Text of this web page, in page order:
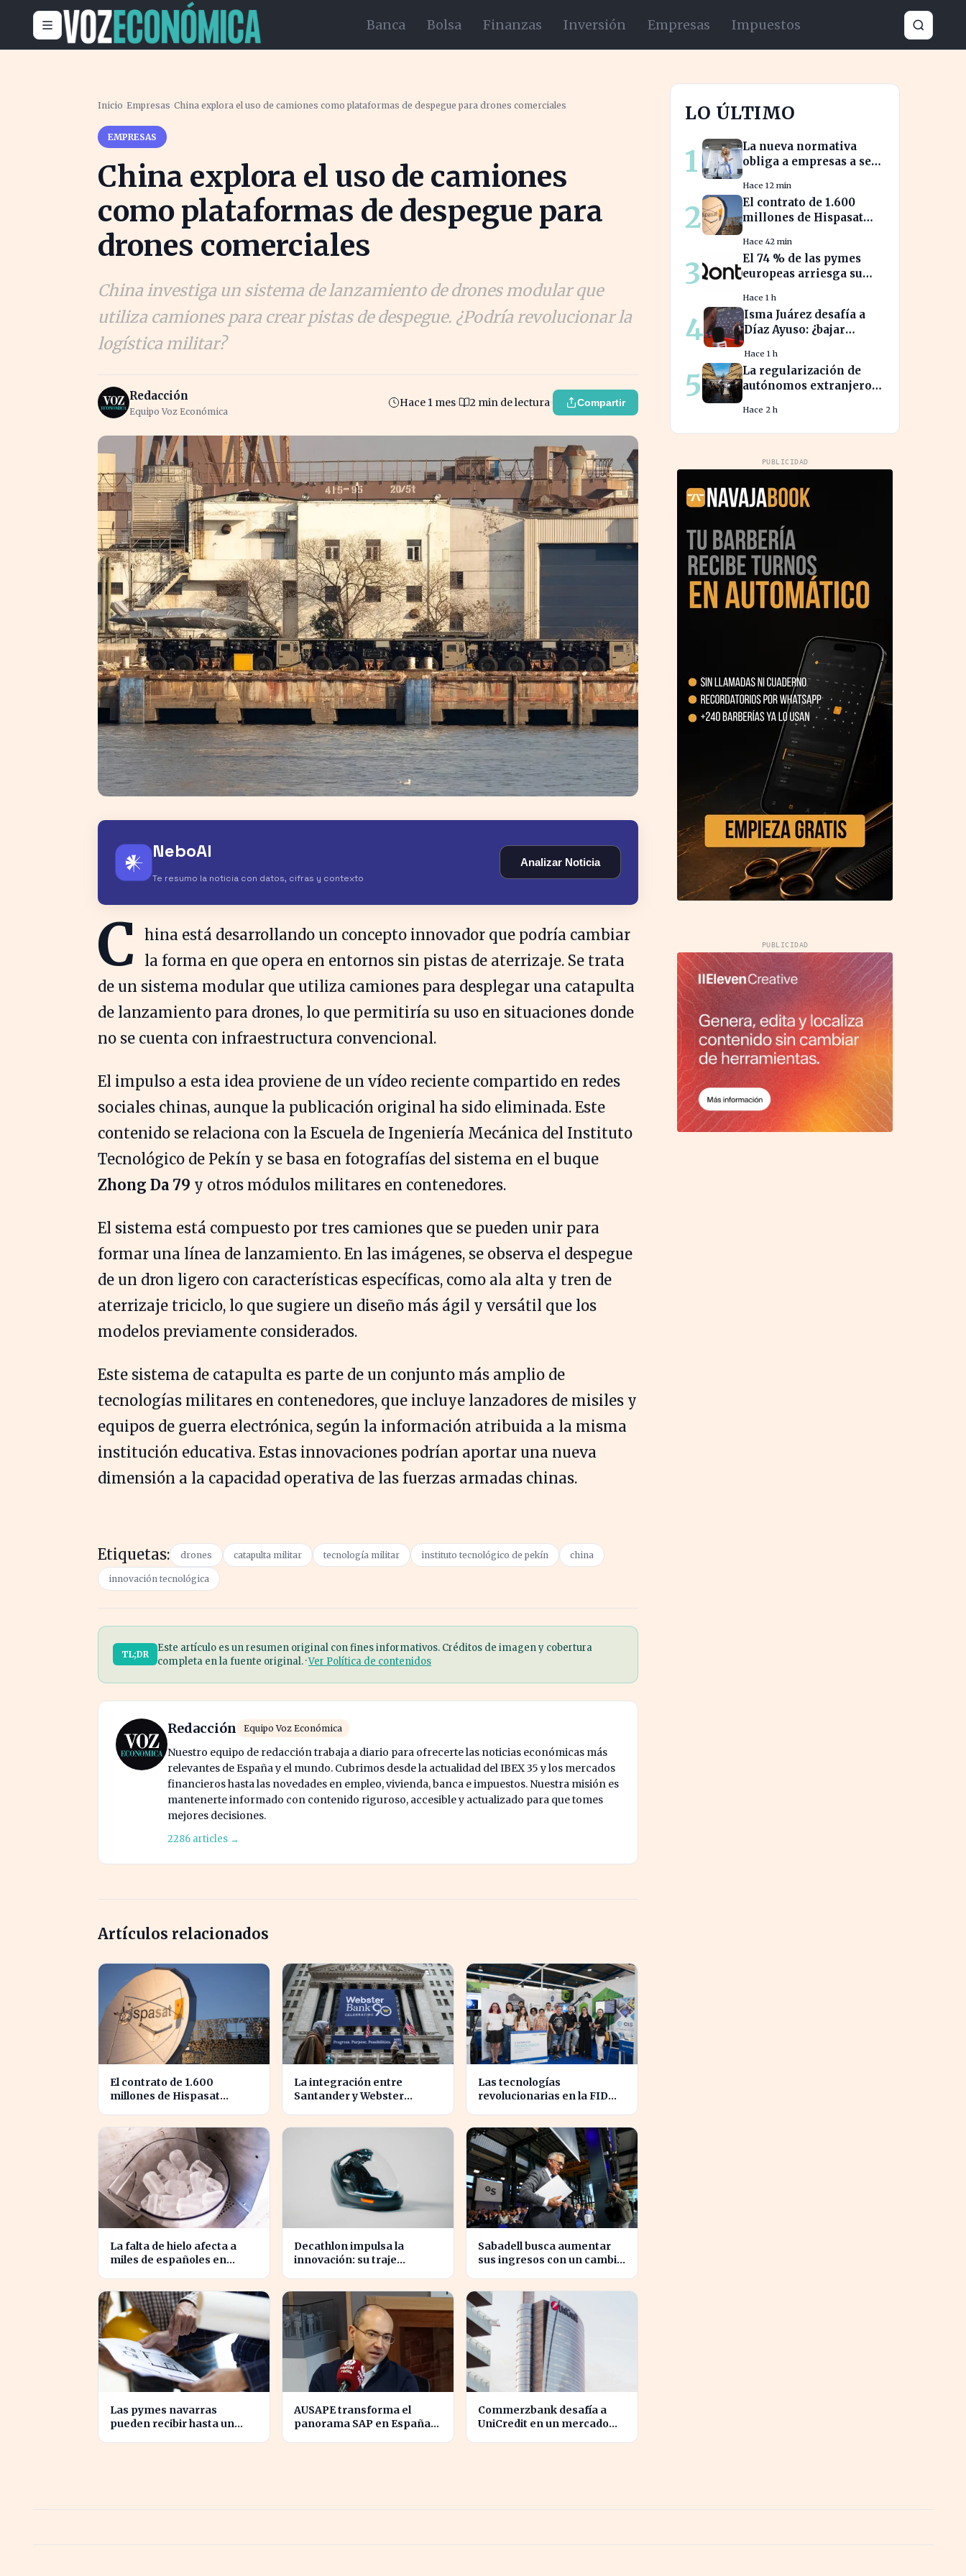
Banca Bolsa Finanzas Inversión Empresas Impuestos
Inicio ›Empresas ›China explora el uso de camiones como plataformas de despegue para drones comerciales
EMPRESAS
China explora el uso de camiones
como plataformas de despegue para
drones comerciales
China investiga un sistema de lanzamiento de drones modular que
utiliza camiones para crear pistas de despegue. ¿Podría revolucionar la
logística militar?
Redacción
Equipo Voz Económica
Hace 1 mes 2 min de lectura Compartir
𒀭 NeboAI
Te resumo la noticia con datos, cifras y contexto
Analizar Noticia
C
hina está desarrollando un concepto innovador que podría cambiar
la forma en que opera en entornos sin pistas de aterrizaje. Se trata
de un sistema modular que utiliza camiones para desplegar una catapulta
de lanzamiento para drones, lo que permitiría su uso en situaciones donde
no se cuenta con infraestructura convencional.
El impulso a esta idea proviene de un vídeo reciente compartido en redes
sociales chinas, aunque la publicación original ha sido eliminada. Este
contenido se relaciona con la Escuela de Ingeniería Mecánica del Instituto
Tecnológico de Pekín y se basa en fotografías del sistema en el buque
Zhong Da 79 y otros módulos militares en contenedores.
El sistema está compuesto por tres camiones que se pueden unir para
formar una línea de lanzamiento. En las imágenes, se observa el despegue
de un dron ligero con características específicas, como ala alta y tren de
aterrizaje triciclo, lo que sugiere un diseño más ágil y versátil que los
modelos previamente considerados.
Este sistema de catapulta es parte de un conjunto más amplio de
tecnologías militares en contenedores, que incluye lanzadores de misiles y
equipos de guerra electrónica, según la información atribuida a la misma
institución educativa. Estas innovaciones podrían aportar una nueva
dimensión a la capacidad operativa de las fuerzas armadas chinas.
Etiquetas: drones catapulta militar tecnología militar instituto tecnológico de pekín china
innovación tecnológica
TL;DR
Este artículo es un resumen original con fines informativos. Créditos de imagen y cobertura
completa en la fuente original. ·Ver Política de contenidos
Redacción Equipo Voz Económica
Nuestro equipo de redacción trabaja a diario para ofrecerte las noticias económicas más
relevantes de España y el mundo. Cubrimos desde la actualidad del IBEX 35 y los mercados
financieros hasta las novedades en empleo, vivienda, banca e impuestos. Nuestra misión es
mantenerte informado con contenido riguroso, accesible y actualizado para que tomes
mejores decisiones.
2286 articles →
Artículos relacionados
El contrato de 1.600
millones de Hispasat
La integración entre
Santander y Webster
Las tecnologías
revolucionarias en la FIDMA
La falta de hielo afecta a
miles de españoles en
Decathlon impulsa la
innovación: su traje
Sabadell busca aumentar
sus ingresos con un cambio
Las pymes navarras
pueden recibir hasta un
AUSAPE transforma el
panorama SAP en España
Commerzbank desafía a
UniCredit en un mercado
LO ÚLTIMO
1
La nueva normativa
obliga a empresas a ser
salarios entre
trabajadores en puestos
similares
Hace 12 min
2
El contrato de 1.600
millones de Hispasat
espacial en Europa
Hace 42 min
3
El 74 % de las pymes
europeas arriesga su
trabajar fuera de horas
Hace 1 h
4
Isma Juárez desafía a
Díaz Ayuso: ¿bajar
a la F1?
Hace 1 h
5
La regularización de
autónomos extranjeros
del empleo turístico
Hace 2 h
PUBLICIDAD
PUBLICIDAD